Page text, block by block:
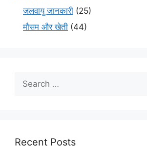
जलवायु जानकारी (25)
मौसम और खेती (44)
Recent Posts